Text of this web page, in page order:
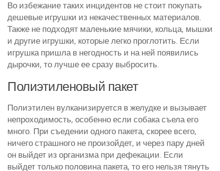
Во избежание таких инцидентов не стоит покупать
дешевые игрушки из некачественных материалов.
Также не подходят маленькие мячики, кольца, мышки
и другие игрушки, которые легко проглотить. Если
игрушка пришла в негодность и на ней появились
дырочки, то лучше ее сразу выбросить.
Полиэтиленовый пакет
Полиэтилен вулканизируется в желудке и вызывает
непроходимость, особенно если собака съела его
много. При съедении одного пакета, скорее всего,
ничего страшного не произойдет, и через пару дней
он выйдет из организма при дефекации. Если
выйдет только половина пакета, то его нельзя тянуть